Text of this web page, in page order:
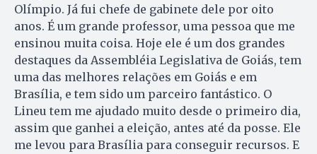
Olímpio. Já fui chefe de gabinete dele por oito
anos. É um grande professor, uma pessoa que me
ensinou muita coisa. Hoje ele é um dos grandes
destaques da Assembléia Legislativa de Goiás, tem
uma das melhores relações em Goiás e em
Brasília, e tem sido um parceiro fantástico. O
Lineu tem me ajudado muito desde o primeiro dia,
assim que ganhei a eleição, antes até da posse. Ele
me levou para Brasília para conseguir recursos. E